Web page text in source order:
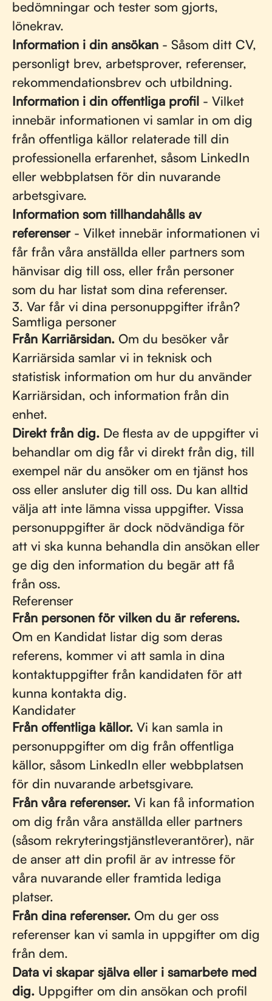
bedömningar och tester som gjorts,
lönekrav.
Information i din ansökan - Såsom ditt CV,
personligt brev, arbetsprover, referenser,
rekommendationsbrev och utbildning.
Information i din offentliga profil - Vilket
innebär informationen vi samlar in om dig
från offentliga källor relaterade till din
professionella erfarenhet, såsom LinkedIn
eller webbplatsen för din nuvarande
arbetsgivare.
Information som tillhandahålls av
referenser- Vilket innebär informationen vi
får från våra anställda eller partners som
hänvisar dig till oss, eller från personer
som du har listat som dina referenser.
3. Var får vi dina personuppgifter ifrån?
Samtliga personer
Från Karriärsidan. Om du besöker vår
Karriärsida samlar vi in teknisk och
statistisk information om hur du använder
Karriärsidan, och information från din
enhet.
Direkt från dig. De flesta av de uppgifter vi
behandlar om dig får vi direkt från dig, till
exempel när du ansöker om en tjänst hos
oss eller ansluter dig till oss. Du kan alltid
välja att inte lämna vissa uppgifter. Vissa
personuppgifter är dock nödvändiga för
att vi ska kunna behandla din ansökan eller
ge dig den information du begär att få
från oss.
Referenser
Från personen för vilken du är referens.
Om en Kandidat listar dig som deras
referens, kommer vi att samla in dina
kontaktuppgifter från kandidaten för att
kunna kontakta dig.
Kandidater
Från offentliga källor. Vi kan samla in
personuppgifter om dig från offentliga
källor, såsom LinkedIn eller webbplatsen
för din nuvarande arbetsgivare.
Från våra referenser. Vi kan få information
om dig från våra anställda eller partners
(såsom rekryteringstjänstleverantörer), när
de anser att din profil är av intresse för
våra nuvarande eller framtida lediga
platser.
Från dina referenser. Om du ger oss
referenser kan vi samla in uppgifter om dig
från dem.
Data vi skapar själva eller i samarbete med
dig. Uppgifter om din ansökan och profil